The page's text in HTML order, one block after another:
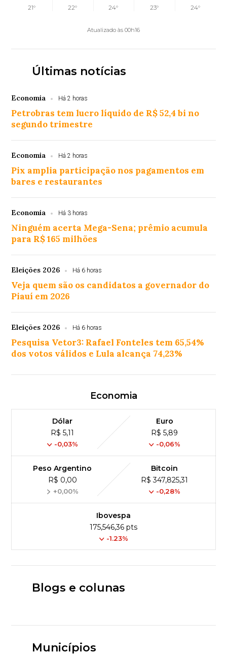
21°
22°
24°
23°
24°
Atualizado às 00h16
Últimas notícias
Economia Há 2 horas
Petrobras tem lucro líquido de R$ 52,4 bi no
segundo trimestre
Economia Há 2 horas
Pix amplia participação nos pagamentos em
bares e restaurantes
Economia Há 3 horas
Ninguém acerta Mega-Sena; prêmio acumula
para R$ 165 milhões
Eleições 2026 Há 6 horas
Veja quem são os candidatos a governador do
Piauí em 2026
Eleições 2026 Há 6 horas
Pesquisa Vetor3: Rafael Fonteles tem 65,54%
dos votos válidos e Lula alcança 74,23%
Economia
Dólar
R$ 5,11
-0,03%
Euro
R$ 5,89
-0,06%
Peso Argentino
R$ 0,00
+0,00%
Bitcoin
R$ 347,825,31
-0,28%
Ibovespa
175,546,36 pts
-1.23%
Blogs e colunas
Municípios